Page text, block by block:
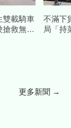
雙載騎車
救無果
不滿下
局「持
更多新聞 →